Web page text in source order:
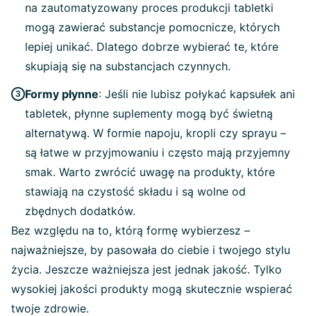
na zautomatyzowany proces produkcji tabletki
mogą zawierać substancje pomocnicze, których
lepiej unikać. Dlatego dobrze wybierać te, które
skupiają się na substancjach czynnych.
Formy płynne: Jeśli nie lubisz połykać kapsułek ani
tabletek, płynne suplementy mogą być świetną
alternatywą. W formie napoju, kropli czy sprayu –
są łatwe w przyjmowaniu i często mają przyjemny
smak. Warto zwrócić uwagę na produkty, które
stawiają na czystość składu i są wolne od
zbędnych dodatków.
Bez względu na to, którą formę wybierzesz –
najważniejsze, by pasowała do ciebie i twojego stylu
życia. Jeszcze ważniejsza jest jednak jakość. Tylko
wysokiej jakości produkty mogą skutecznie wspierać
twoje zdrowie.